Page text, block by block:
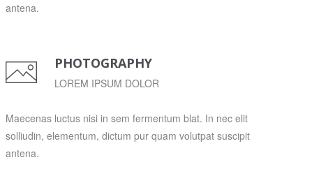
antena.
PHOTOGRAPHY
LOREM IPSUM DOLOR
Maecenas luctus nisi in sem fermentum blat. In nec elit
solliudin, elementum, dictum pur quam volutpat suscipit
antena.